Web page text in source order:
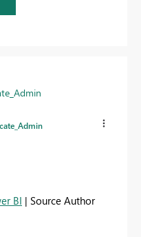
BI | Source Author